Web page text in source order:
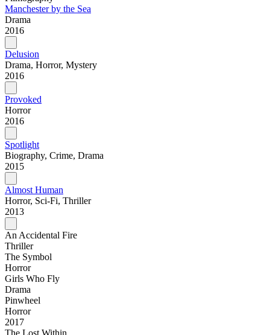
Manchester by the Sea
Drama
2016
Delusion
Drama, Horror, Mystery
2016
Provoked
Horror
2016
Spotlight
Biography, Crime, Drama
2015
Almost Human
Horror, Sci-Fi, Thriller
2013
An Accidental Fire
Thriller
The Symbol
Horror
Girls Who Fly
Drama
Pinwheel
Horror
2017